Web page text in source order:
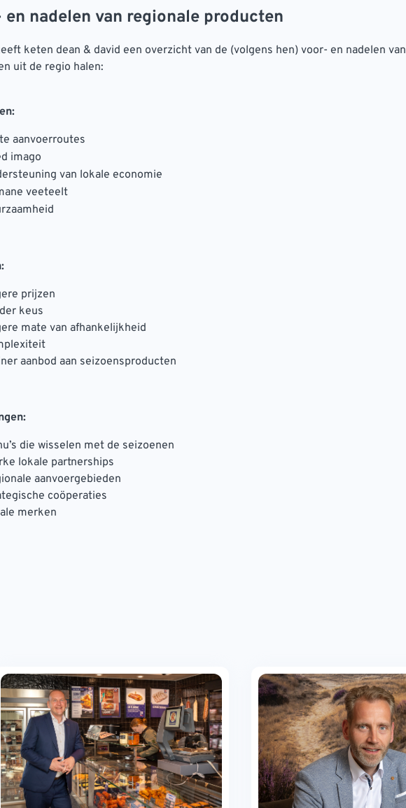
en nadelen van regionale producten
keten dean & david een overzicht van de (volgens hen) voor- en nadelen van
uit de regio halen:
aanvoerroutes
imago
van lokale economie
veeteelt
prijzen
keus
mate van afhankelijkheid
aanbod aan seizoensproducten
die wisselen met de seizoenen
lokale partnerships
aanvoergebieden
coöperaties
merken